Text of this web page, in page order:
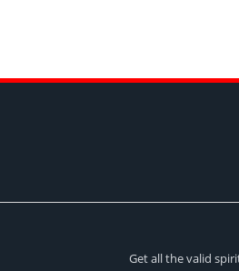
Get all the valid